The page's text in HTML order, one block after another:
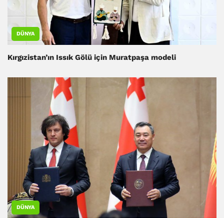
DÜNYA
Kırgızistan’ın Issık Gölü için Muratpaşa modeli
DÜNYA